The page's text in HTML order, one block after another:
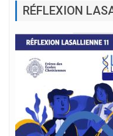
RÉFLEXION